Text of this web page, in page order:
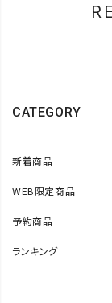
CATEGORY
新着商品
WEB限定商品
予約商品
ランキング